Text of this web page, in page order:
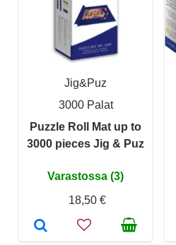
Jig&Puz
3000 Palat
Puzzle Roll Mat up to
3000 pieces Jig & Puz
Varastossa (3)
18,50 €